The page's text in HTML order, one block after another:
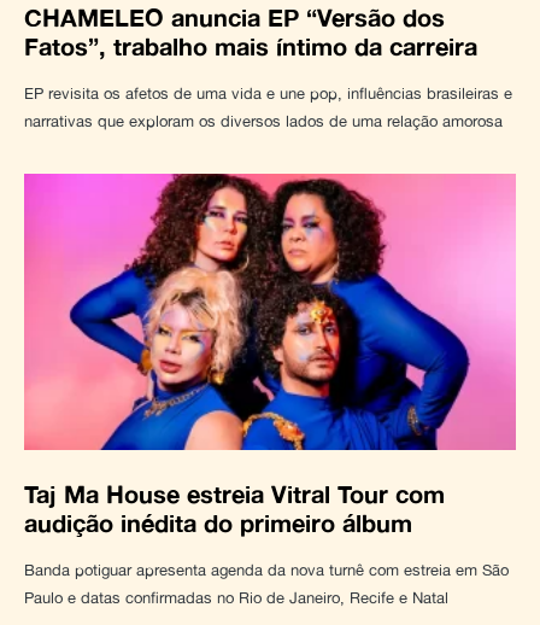
CHAMELEO anuncia EP “Versão dos
Fatos”, trabalho mais íntimo da carreira
EP revisita os afetos de uma vida e une pop, influências brasileiras e
narrativas que exploram os diversos lados de uma relação amorosa
Taj Ma House estreia Vitral Tour com
audição inédita do primeiro álbum
Banda potiguar apresenta agenda da nova turnê com estreia em São
Paulo e datas confirmadas no Rio de Janeiro, Recife e Natal